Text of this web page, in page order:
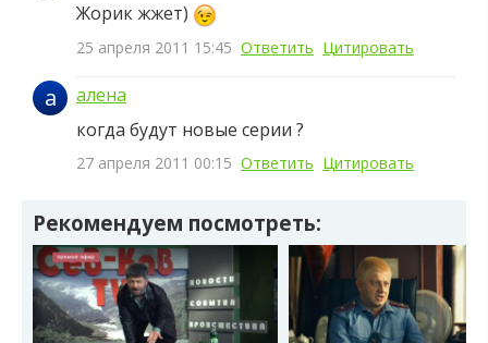
Жорик жжет)
25 апреля 2011 15:45 Ответить Цитировать
а
алена
когда будут новые серии ?
27 апреля 2011 00:15 Ответить Цитировать
Рекомендуем посмотреть: